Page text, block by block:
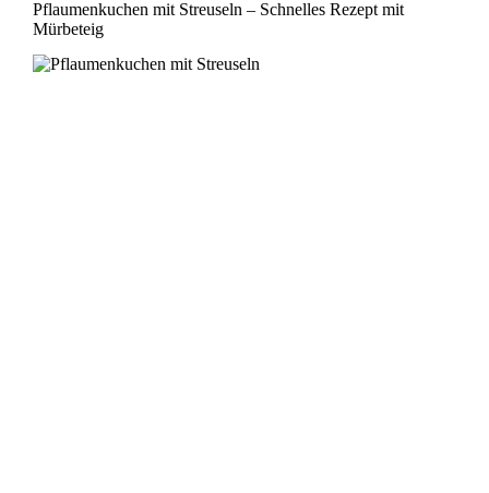
Pflaumenkuchen mit Streuseln – Schnelles Rezept mit
Mürbeteig